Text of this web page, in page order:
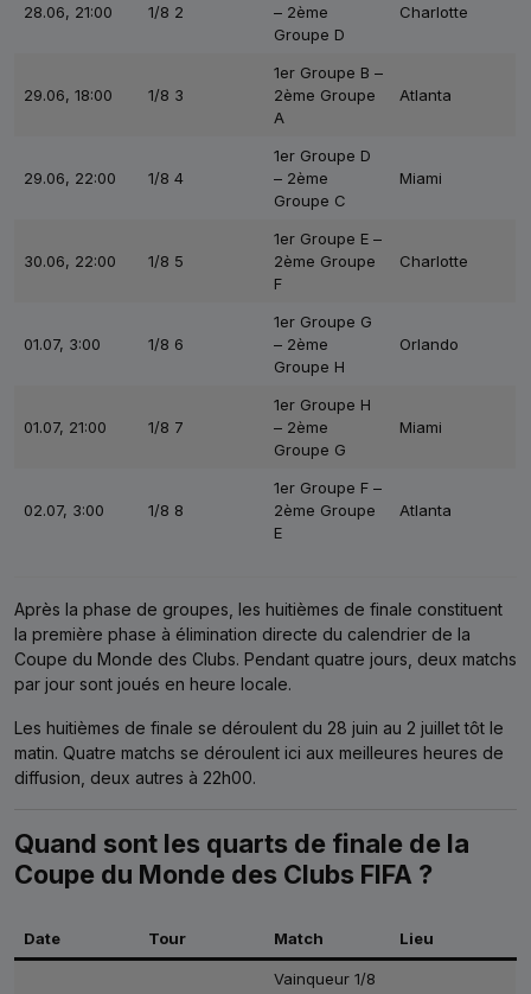
28.06, 21:00 1/8 2
– 2ème
Groupe D
Charlotte
29.06, 18:00 1/8 3
1er Groupe B –
2ème Groupe
A
Atlanta
29.06, 22:00 1/8 4
1er Groupe D
– 2ème
Groupe C
Miami
30.06, 22:00 1/8 5
1er Groupe E –
2ème Groupe
F
Charlotte
01.07, 3:00 1/8 6
1er Groupe G
– 2ème
Groupe H
Orlando
01.07, 21:00 1/8 7
1er Groupe H
– 2ème
Groupe G
Miami
02.07, 3:00 1/8 8
1er Groupe F –
2ème Groupe
E
Atlanta
Après la phase de groupes, les huitièmes de finale constituent
la première phase à élimination directe du calendrier de la
Coupe du Monde des Clubs. Pendant quatre jours, deux matchs
par jour sont joués en heure locale.
Les huitièmes de finale se déroulent du 28 juin au 2 juillet tôt le
matin. Quatre matchs se déroulent ici aux meilleures heures de
diffusion, deux autres à 22h00.
Quand sont les quarts de finale de la
Coupe du Monde des Clubs FIFA ?
Date Tour Match Lieu
Vainqueur 1/8